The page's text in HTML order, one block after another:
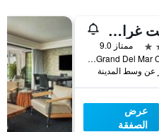
فيرمونت غراند ديل مار
ممتاز 9.0
5300 Grand Del Mar Court, سان دييغو, CA, الولايات المتحدة الأميريكية
عرض
الصفقة